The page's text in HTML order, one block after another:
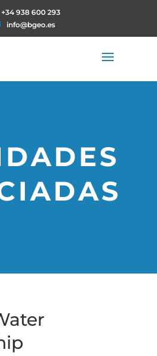
+34 938 600 293
info@bgeo.es